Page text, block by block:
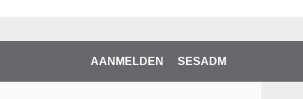
AANMELDEN SESADM